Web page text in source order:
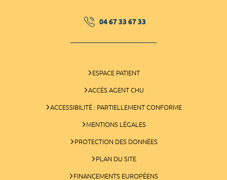
04 67 33 67 33
ESPACE PATIENT
ACCÈS AGENT CHU
ACCESSIBILITÉ : PARTIELLEMENT CONFORME
MENTIONS LÉGALES
PROTECTION DES DONNÉES
PLAN DU SITE
FINANCEMENTS EUROPÉENS